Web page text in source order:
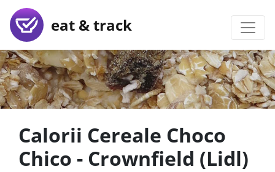
eat & track
Calorii Cereale Choco
Chico - Crownfield (Lidl)